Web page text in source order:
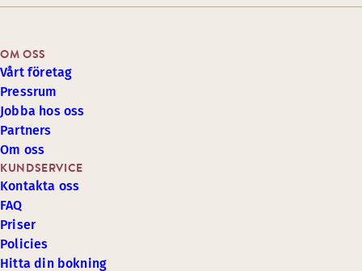
KUNDSERVICE
Kontakta oss
FAQ
Priser
Policies
Hitta din bokning
OM OSS
Vårt företag
Pressrum
Jobba hos oss
Partners
Om oss